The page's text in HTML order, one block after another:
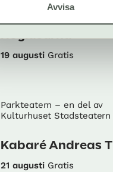
Avvisa
Kulturhuset Stadsteatern
Högläsarna
19 augusti Gratis
Parkteatern – en del av
Kulturhuset Stadsteatern
Kabaré Andreas T
21 augusti Gratis